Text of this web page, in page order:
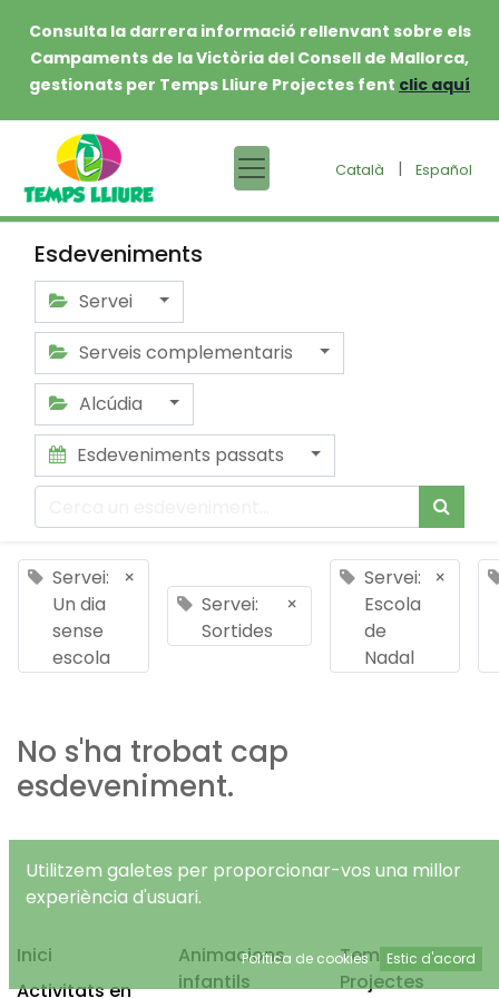
Consulta la darrera informació rellenvant sobre els
Campaments de la Victòria del Consell de Mallorca,
gestionats per Temps Lliure Projectes fent clic aquí
Català | Español
Esdeveniments
Servei
Serveis complementaris
Alcúdia
Esdeveniments passats
Servei:
Un dia
sense
escola
×
Servei:
Sortides
×
Servei:
Escola
de
Nadal
×
No s'ha trobat cap
esdeveniment.
Inici
Activitats en
Animacions
infantils
Temps Lliure
Projectes
Utilitzem galetes per proporcionar-vos una millor
experiència d'usuari.
Política de cookies Estic d'acord